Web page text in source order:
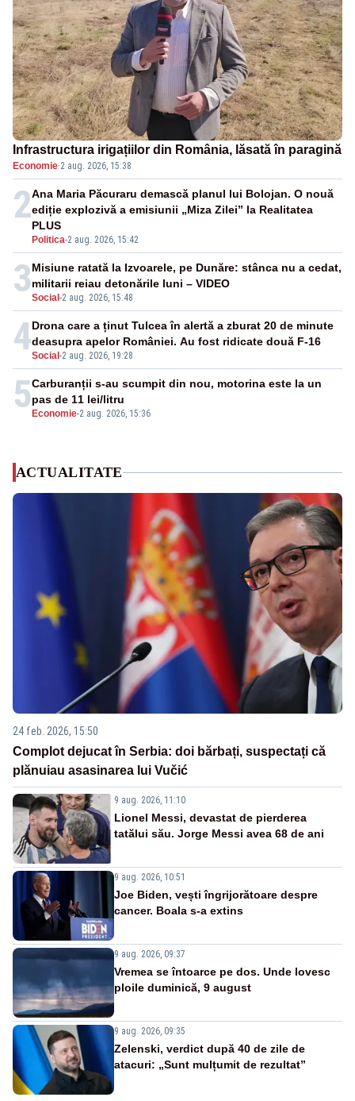
Infrastructura irigațiilor din România, lăsată în paragină
Economie·2 aug. 2026, 15:38
2
Politica-2 aug. 2026, 15:42
Ana Maria Păcuraru demască planul lui Bolojan. O nouă
ediție explozivă a emisiunii „Miza Zilei” la Realitatea
PLUS
3Social -2 aug. 2026, 15:48
Misiune ratată la Izvoarele, pe Dunăre: stânca nu a cedat,
militarii reiau detonările luni – VIDEO
4Social -2 aug. 2026, 19:28
Drona care a ținut Tulcea în alertă a zburat 20 de minute
deasupra apelor României. Au fost ridicate două F-16
5 Economie-2 aug. 2026, 15:36
Carburanții s-au scumpit din nou, motorina este la un
pas de 11 lei/litru
ACTUALITATE
24 feb. 2026, 15:50
Complot dejucat în Serbia: doi bărbați, suspectați că
plănuiau asasinarea lui Vučić
9 aug. 2026, 11:10
Lionel Messi, devastat de pierderea
tatălui său. Jorge Messi avea 68 de ani
9 aug. 2026, 10:51
Joe Biden, vești îngrijorătoare despre
cancer. Boala s-a extins
9 aug. 2026, 09:37
Vremea se întoarce pe dos. Unde lovesc
ploile duminică, 9 august
9 aug. 2026, 09:35
Zelenski, verdict după 40 de zile de
atacuri: „Sunt mulțumit de rezultat”